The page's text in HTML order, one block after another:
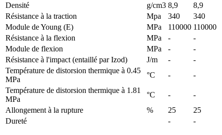
Densité
g/cm3 8,9
8,9
Résistance à la traction
Mpa 340
340
Module de Young (E)
MPa 110000 110000
Résistance à la flexion
MPa -
-
Module de flexion
MPa -
-
Résistance à l'impact (entaillé par Izod)
J/m -
-
Température de distorsion thermique à 0.45
MPa
°C -
-
Température de distorsion thermique à 1.81
MPa
°C -
-
Allongement à la rupture
% 25
25
Dureté
- -